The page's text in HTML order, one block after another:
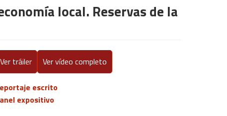
local. Reservas de la
Ver tráiler Ver vídeo completo
escrito
expositivo